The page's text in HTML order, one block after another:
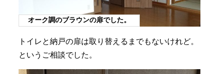
オーク調のブラウンの扉でした。
トイレと納戸の扉は取り替えるまでもないけれど。
というご相談でした。